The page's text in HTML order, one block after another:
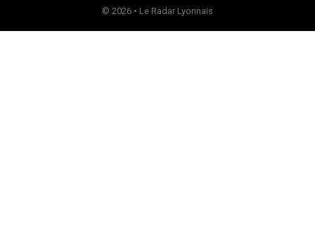
© 2026 • Le Radar Lyonnais